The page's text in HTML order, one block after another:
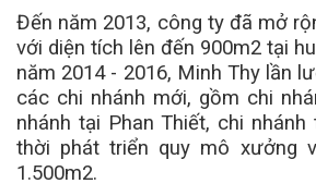
Đến năm 2013, công ty đã mở
với diện tích lên đến 900m2 tại
năm 2014 - 2016, Minh Thy lần
các chi nhánh mới, gồm chi
nhánh tại Phan Thiết, chi nhánh
thời phát triển quy mô xưởng
1.500m2.